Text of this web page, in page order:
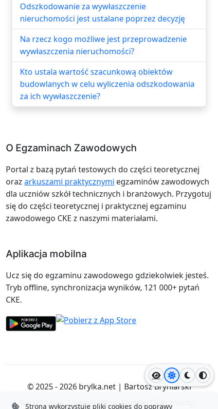
Jasny motyw
Ciemny
Odszkodowanie za wywłaszczenie
nieruchomości jest ustalane poprzez decyzję
Na rzecz kogo możliwe jest przeprowadzenie
wywłaszczenia nieruchomości?
Kto ustala wartość szacunkową obiektów
budowlanych w celu wyliczenia odszkodowania
za ich wywłaszczenie?
O Egzaminach Zawodowych
Portal z bazą pytań testowych do części teoretycznej
oraz arkuszami praktycznymi egzaminów zawodowych
dla uczniów szkół technicznych i branżowych. Przygotuj
się do części teoretycznej i praktycznej egzaminu
zawodowego CKE z naszymi materiałami.
Aplikacja mobilna
Ucz się do egzaminu zawodowego gdziekolwiek jesteś.
Tryb offline, synchronizacja wyników, 121 000+ pytań
CKE.
© 2025 - 2026 brylka.net| Bartosz Bryniarski
Kwalifikacje|Słownik|Blog|Opinie|Dokumenty
Strona wykorzystuje pliki cookies do poprawy